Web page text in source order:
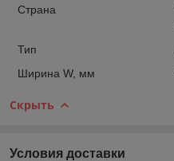
Страна
Тип
Ширина W, мм
Скрыть
Условия доставки